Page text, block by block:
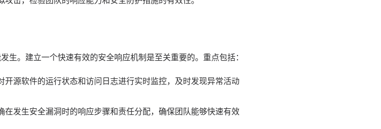
生。建立一个快速有效的安全响应机制是至关重要的。重点包括：
开源软件的运行状态和访问日志进行实时监控，及时发现异常活动
在发生安全漏洞时的响应步骤和责任分配，确保团队能够快速有效